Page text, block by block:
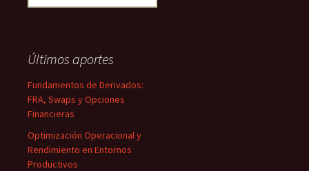
Últimos aportes
Fundamentos de Derivados:
FRA, Swaps y Opciones
Financieras
Optimización Operacional y
Rendimiento en Entornos
Productivos